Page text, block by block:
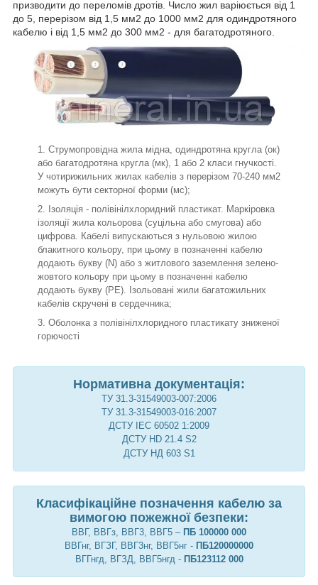
призводити до переломів дротів. Число жил варіюється від 1
до 5, перерізом від 1,5 мм2 до 1000 мм2 для одиндротяного
кабелю і від 1,5 мм2 до 300 мм2 - для багатодротяного.
Струмопровідна жила мідна, одиндротяна кругла (ок)
або багатодротяна кругла (мк), 1 або 2 класи гнучкості.
У чотирижильних жилах кабелів з перерізом 70-240 мм2
можуть бути секторної форми (мс);
Ізоляція - полівінілхлоридний пластикат. Маркіровка
ізоляції жила кольорова (суцільна або смугова) або
цифрова. Кабелі випускаються з нульовою жилою
блакитного кольору, при цьому в позначенні кабелю
додають букву (N) або з житлового заземлення зелено-
жовтого кольору при цьому в позначенні кабелю
додають букву (РЕ). Ізольовані жили багатожильних
кабелів скручені в сердечника;
Оболонка з полівінілхлоридного пластикату зниженої
горючості
Нормативна документація:
ТУ 31.3-31549003-007:2006
ТУ 31.3-31549003-016:2007
ДСТУ IEC 60502 1:2009
ДСТУ HD 21.4 S2
ДСТУ НД 603 S1
Класифікаційне позначення кабелю за
вимогою пожежної безпеки:
ВВГ, ВВГз, ВВГ3, ВВГ5 – ПБ 100000 000
ВВГнг, ВГЗГ, ВВГ3нг, ВВГ5нг - ПБ120000000
ВГГнгд, ВГЗД, ВВГ5нгд - ПБ123112 000